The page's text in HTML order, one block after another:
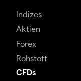
Indizes
Aktien
Forex
Rohstoff
CFDs